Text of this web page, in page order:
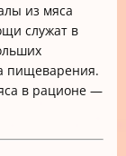
из мяса
служат в
пищеварения.
в рационе —